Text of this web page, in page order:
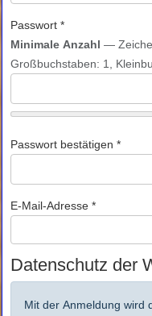
Passwort *
Minimale Anzahl —
Großbuchstaben: 1,
Passwort bestätigen *
E-Mail-Adresse *
Datenschutz der
Mit der Anmeldung wird